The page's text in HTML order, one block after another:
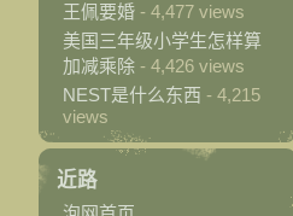
王佩要婚 - 4,477 views
美国三年级小学生怎样算
加减乘除 - 4,426 views
NEST是什么东西 - 4,215
views
近路